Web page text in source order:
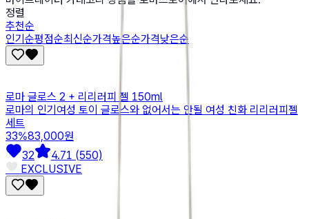
정렬
추천순
인기순평점순최신순가격높은순가격낮은순
로마 글로스 2 + 리리러피 젤 150ml
로마의 인기여성 토이 글로스와 없어서는 안될 여성 친화 리리러피젤
세트
33%83,000원
32
4.71 (550)
🤍 EXCLUSIVE